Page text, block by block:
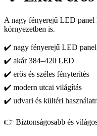
A nagy fényerejű LED
környezetben is.
✔️ nagy fényerejű LED panel
✔️ akár 384–420 LED
✔️ erős és széles fényterítés
✔️ modern utcai világítás
✔️ udvari és kültéri
👉 Biztonságosabb és